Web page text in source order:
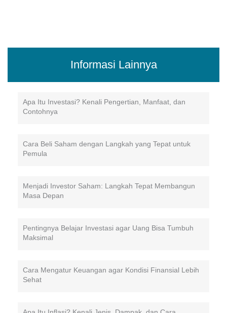
Informasi Lainnya
Apa Itu Investasi? Kenali Pengertian, Manfaat, dan
Contohnya
Cara Beli Saham dengan Langkah yang Tepat untuk
Pemula
Menjadi Investor Saham: Langkah Tepat Membangun
Masa Depan
Pentingnya Belajar Investasi agar Uang Bisa Tumbuh
Maksimal
Cara Mengatur Keuangan agar Kondisi Finansial Lebih
Sehat